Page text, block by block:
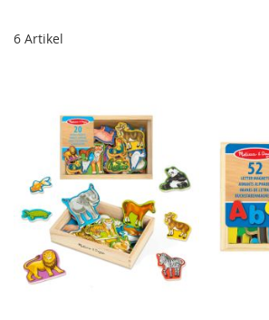
6 Artikel